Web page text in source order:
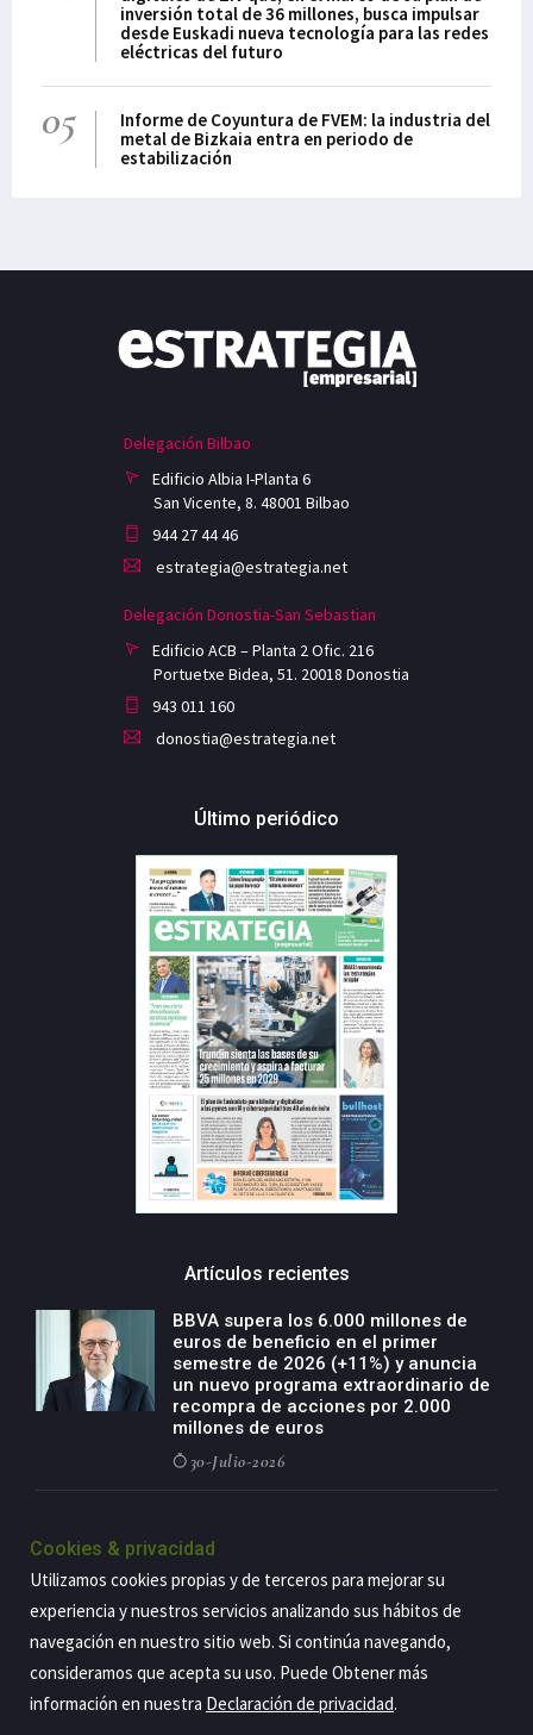
inversión total de 36 millones, busca impulsar
desde Euskadi nueva tecnología para las redes
eléctricas del futuro
05
Informe de Coyuntura de FVEM: la industria del
metal de Bizkaia entra en periodo de
estabilización
Delegación Bilbao
Edificio Albia I-Planta 6
San Vicente, 8. 48001 Bilbao
944 27 44 46
estrategia@estrategia.net
Delegación Donostia-San Sebastian
Edificio ACB – Planta 2 Ofic. 216
Portuetxe Bidea, 51. 20018 Donostia
943 011 160
donostia@estrategia.net
Último periódico
Artículos recientes
BBVA supera los 6.000 millones de
euros de beneficio en el primer
semestre de 2026 (+11%) y anuncia
un nuevo programa extraordinario de
recompra de acciones por 2.000
millones de euros
30-Julio-2026
negocio agro con un modelo global
de especialización presente en siete
países
29-Julio-2026
Cookies & privacidad
Utilizamos cookies propias y de terceros para mejorar su
experiencia y nuestros servicios analizando sus hábitos de
navegación en nuestro sitio web. Si continúa navegando,
consideramos que acepta su uso. Puede Obtener más
información en nuestra Declaración de privacidad.